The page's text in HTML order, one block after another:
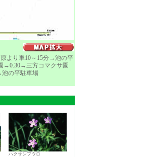
より車10～15分→池の平
→0.30→三方コマクサ園
の平駐車場
ハクサンフウロ